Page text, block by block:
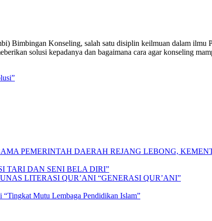
Bimbingan Konseling, salah satu disiplin keilmuan dalam ilmu
solusi kepadanya dan bagaimana cara agar konseling
PEMERINTAH DAERAH REJANG LEBONG,
TARI DAN SENI BELA DIRI”
LITERASI QUR’ANI “GENERASI QUR’ANI”
Mutu Lembaga Pendidikan Islam”